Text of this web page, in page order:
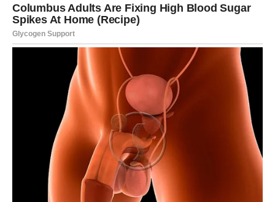
Moguće su veoma važne promjene povezane sa poslom,
novcem ili ljudima koji mogu imati veliki uticaj na vašu
Kada su finansije u pitanju, pred vama je mnogo stabilniji
Problemi koji vas dugo opterećuju konačno bi mogli
početi nestajati.
JEDNA OSOBA DONOSI VAM